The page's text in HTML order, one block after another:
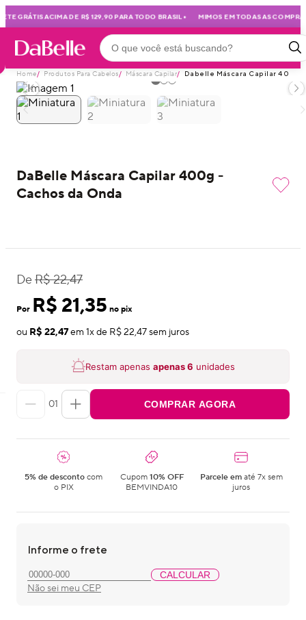
GRÁTIS ACIMA DE R$ 129,90 PARA TODO BRASIL• MIMOS EM TODAS AS COMPRAS
Home/ Produtos Para Cabelos/ Máscara Capilar/ Dabelle Máscara Capilar 400g -
DaBelle Máscara Capilar 400g -
Cachos da Onda
De R$ 22,47
Por R$ 21,35 no pix
ou R$ 22,47em 1x de R$ 22,47sem juros
Restam apenas apenas6 unidades
01 COMPRAR AGORA
5% de desconto com
o PIX
Cupom 10% OFF
BEMVINDA10
Parcele ematé 7x sem
juros
Informe o frete
CALCULAR
Não sei meu CEP